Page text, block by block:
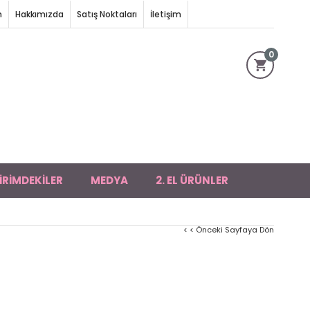
Hakkımızda Satış Noktaları İletişim
0
MEDYA 2. EL ÜRÜNLER
< < Önceki Sayfaya Dön